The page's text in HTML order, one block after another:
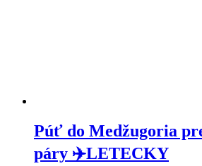
Púť do Medžugoria
páry ✈️LETECKY